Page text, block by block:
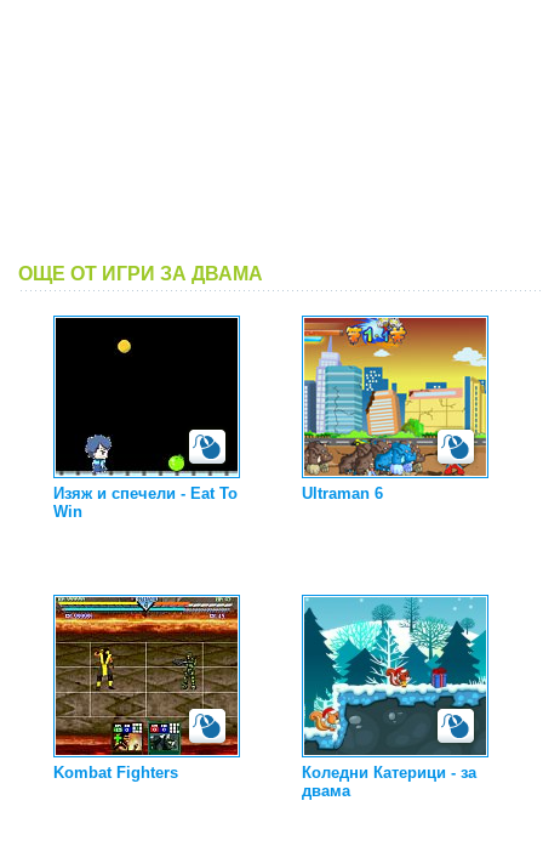
ОЩЕ ОТ ИГРИ ЗА ДВАМА
Изяж и спечели - Eat To
Win
Ultraman 6
Kombat Fighters
Коледни Катерици - за
двама